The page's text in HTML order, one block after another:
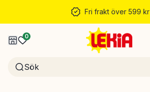
Fri frakt över 599 kr
0